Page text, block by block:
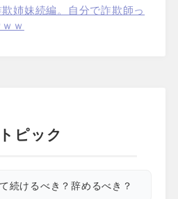
欺姉妹続編。自分で詐欺師っ
ｗ
ピック
続けるべき？辞めるべき？